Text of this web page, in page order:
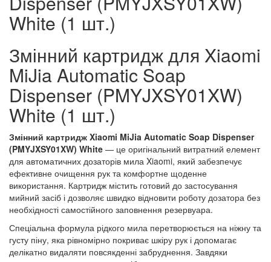
White (1 шт.)
Змінний картридж для Xiaomi
MiJia Automatic Soap
Dispenser (PMYJXSY01XW)
White (1 шт.)
Змінний картридж Xiaomi MiJia Automatic Soap Dispenser
(PMYJXSY01XW) White — це оригінальний витратний елемент
для автоматичних дозаторів мила Xiaomi, який забезпечує
ефективне очищення рук та комфортне щоденне
використання. Картридж містить готовий до застосування
мийний засіб і дозволяє швидко відновити роботу дозатора без
необхідності самостійного заповнення резервуара.
Спеціальна формула рідкого мила перетворюється на ніжну та
густу піну, яка рівномірно покриває шкіру рук і допомагає
делікатно видаляти повсякденні забруднення. Завдяки